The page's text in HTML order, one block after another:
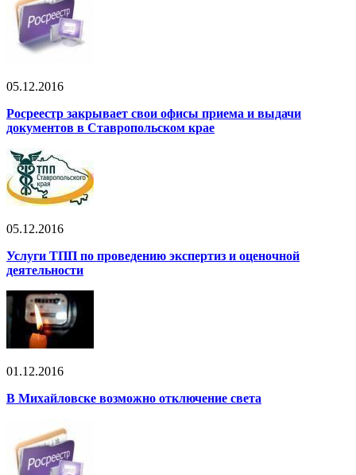
05.12.2016
Росреестр закрывает свои офисы приема и выдачи
документов в Ставропольском крае
05.12.2016
Услуги ТПП по проведению экспертиз и оценочной
деятельности
01.12.2016
В Михайловске возможно отключение света